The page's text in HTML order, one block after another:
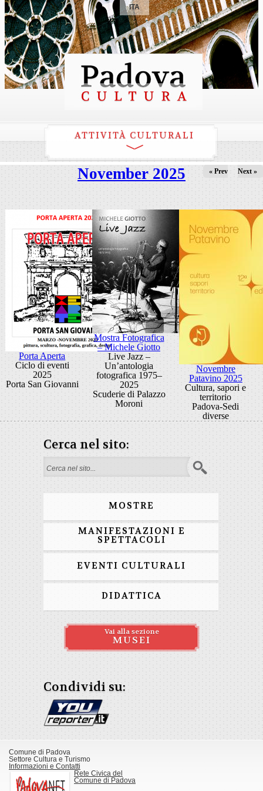
ITA
ATTIVITÀ CULTURALI
November 2025 « Prev Next »
Porta Aperta
Ciclo di eventi
2025
Porta San Giovanni
Mostra Fotografica
– Michele Giotto
Live Jazz –
Un’antologia
fotografica 1975–
2025
Scuderie di Palazzo
Moroni
Novembre
Patavino 2025
Cultura, sapori e
territorio
Padova-Sedi
diverse
Cerca nel sito:
Search form
MOSTRE
MANIFESTAZIONI E
SPETTACOLI
EVENTI CULTURALI
DIDATTICA
Vai alla sezione
MUSEI
Condividi su:
Comune di Padova
Settore Cultura e Turismo
Informazioni e Contatti
Rete Civica del
Comune di Padova